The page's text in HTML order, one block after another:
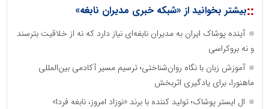
::بیشتر بخوانید از «شبکه خبری مدیران نابغه»
آینده پوشاک ایران به مدیران نابغه‌ای نیاز دارد که نه از خلاقیت بترسند
و نه بروکراسی
آموزش زبان با نگاه روان‌شناختی؛ ترسیم مسیر آکادمی بین‌المللی
ماهنورا، برای یادگیری اثربخش
ال ایستر پوشاک؛ تولید کننده با برند «نوزاد امروز، نابغه فردا»